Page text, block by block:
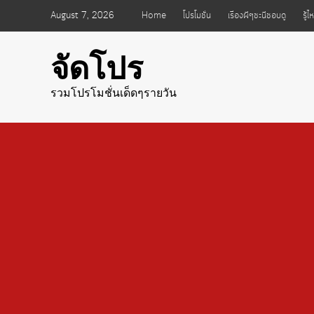
August 7, 2026 Home โปรโมชั่น เรื่องผีๆชะนีชอบดู รู้ไ
จัดโปร
รวมโปรโมชั่นเด็ดๆรายวัน